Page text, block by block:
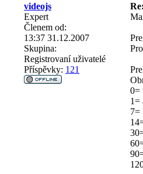
videojs
Expert
Členem od:
13:37 31.12.2007
Skupina:
Registrovaní uživatelé
Příspěvky: 121
0=
1=
7=